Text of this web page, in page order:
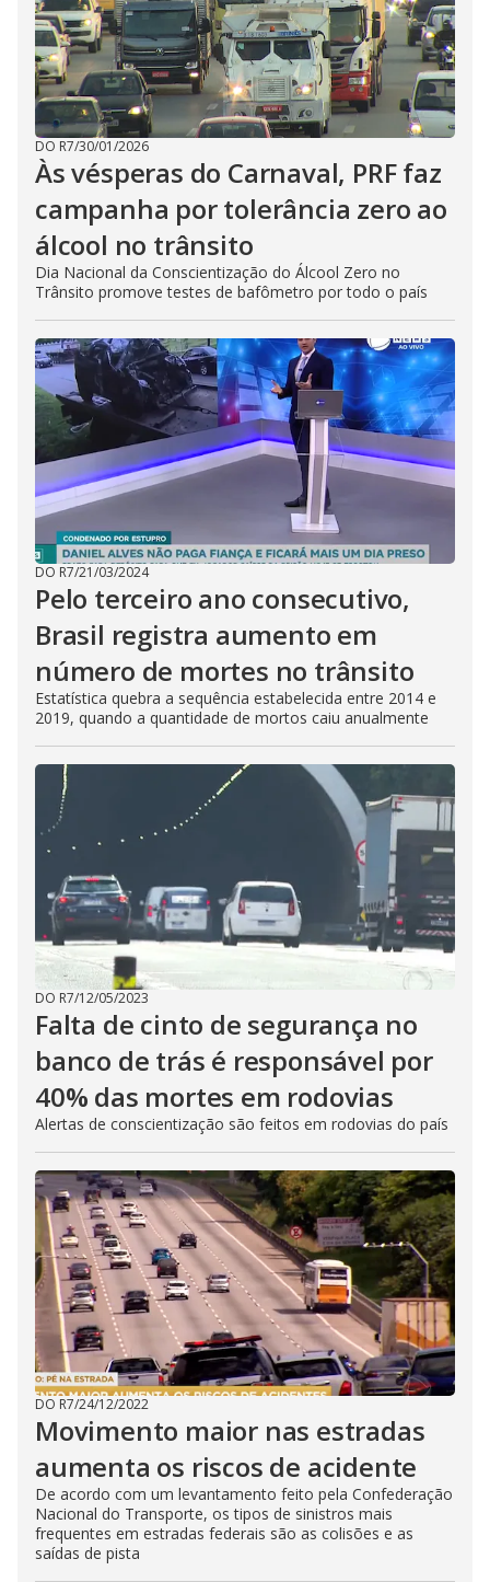
DO R7/30/01/2026
Às vésperas do Carnaval, PRF faz
campanha por tolerância zero ao
álcool no trânsito
Dia Nacional da Conscientização do Álcool Zero no
Trânsito promove testes de bafômetro por todo o país
DO R7/21/03/2024
Pelo terceiro ano consecutivo,
Brasil registra aumento em
número de mortes no trânsito
Estatística quebra a sequência estabelecida entre 2014 e
2019, quando a quantidade de mortos caiu anualmente
DO R7/12/05/2023
Falta de cinto de segurança no
banco de trás é responsável por
40% das mortes em rodovias
Alertas de conscientização são feitos em rodovias do país
DO R7/24/12/2022
Movimento maior nas estradas
aumenta os riscos de acidente
De acordo com um levantamento feito pela Confederação
Nacional do Transporte, os tipos de sinistros mais
frequentes em estradas federais são as colisões e as
saídas de pista